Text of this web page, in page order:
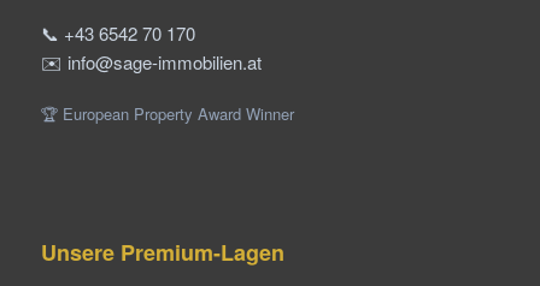
📞 +43 6542 70 170
✉️ info@sage-immobilien.at
🏆 European Property Award Winner
Unsere Premium-Lagen